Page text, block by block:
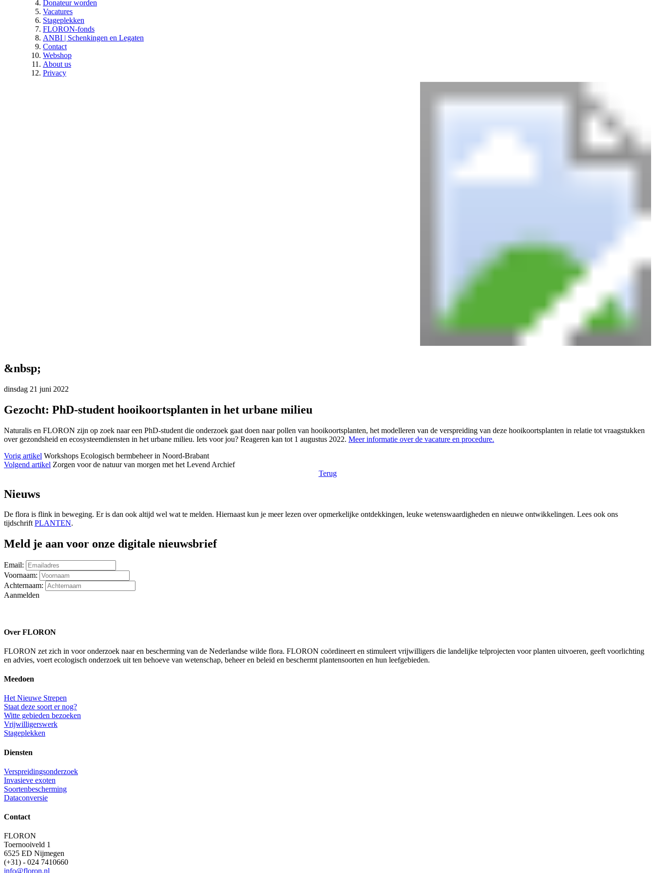
Donateur worden
Vacatures
Stageplekken
FLORON-fonds
ANBI | Schenkingen en Legaten
Contact
Webshop
About us
Privacy
&nbsp;
dinsdag 21 juni 2022
Gezocht: PhD-student hooikoortsplanten in het urbane milieu
Naturalis en FLORON zijn op zoek naar een PhD-student die onderzoek gaat doen naar pollen van hooikoortsplanten, het modelleren van de verspreiding van deze hooikoortsplanten in relatie tot vraagstukken
over gezondsheid en ecosysteemdiensten in het urbane milieu. Iets voor jou? Reageren kan tot 1 augustus 2022. Meer informatie over de vacature en procedure.
Vorig artikel Workshops Ecologisch bermbeheer in Noord-Brabant
Volgend artikel Zorgen voor de natuur van morgen met het Levend Archief
Terug
Nieuws
De flora is flink in beweging. Er is dan ook altijd wel wat te melden. Hiernaast kun je meer lezen over opmerkelijke ontdekkingen, leuke wetenswaardigheden en nieuwe ontwikkelingen. Lees ook ons
tijdschriftPLANTEN.
Meld je aan voor onze digitale nieuwsbrief
Email:
Voornaam:
Achternaam:
Aanmelden
Over FLORON
FLORON zet zich in voor onderzoek naar en bescherming van de Nederlandse wilde flora. FLORON coördineert en stimuleert vrijwilligers die landelijke telprojecten voor planten uitvoeren, geeft voorlichting
en advies, voert ecologisch onderzoek uit ten behoeve van wetenschap, beheer en beleid en beschermt plantensoorten en hun leefgebieden.
Meedoen
Het Nieuwe Strepen
Staat deze soort er nog?
Witte gebieden bezoeken
Vrijwilligerswerk
Stageplekken
Diensten
Verspreidingsonderzoek
Invasieve exoten
Soortenbescherming
Dataconversie
Contact
FLORON
Toernooiveld 1
6525 ED Nijmegen
(+31) - 024 7410660
info@floron.nl